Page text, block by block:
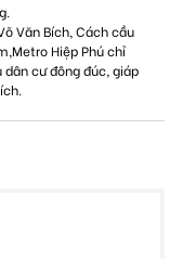
Văn Bích, Cách cầu
Hiệp Phú chỉ
cư đông đúc, giáp